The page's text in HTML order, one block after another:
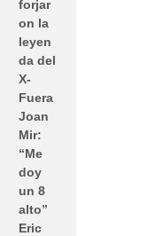
forjar
on la
leyen
da del
X-
Fuera
Joan
Mir:
“Me
doy
un 8
alto”
Eric